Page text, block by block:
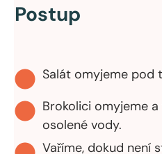
Postup
Salát omyjeme pod
Brokolici omyjeme
osolené vody.
Vaříme, dokud není